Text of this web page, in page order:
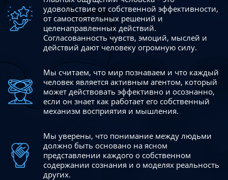
удовольствие от собственной эффективности,
от самостоятельных решений и
целенаправленных действий.
Согласованность чувств, эмоций, мыслей и
действий дают человеку огромную силу.
Мы считаем, что мир познаваем и что каждый
человек является активным агентом, который
может действовать эффективно и осознанно,
если он знает как работает его собственный
механизм восприятия и мышления.
Мы уверены, что понимание между людьми
должно быть основано на ясном
представлении каждого о собственном
содержании сознания и о моделях реальность
других.